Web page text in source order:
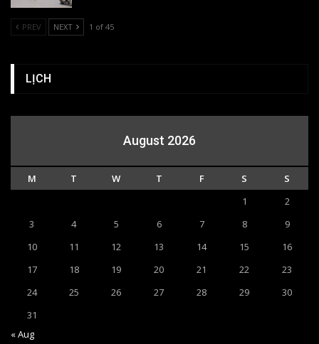
PREV NEXT 1 of 45
LỊCH
August 2026
M T W T F S
S
1
2
3
4 5 6 7 8
9
10
11 12 13 14 15
16
17
18 19 20 21 22
23
24
25 26 27 28 29
30
31
« Aug